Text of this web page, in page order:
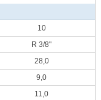
10
R 3/8"
28,0
9,0
11,0